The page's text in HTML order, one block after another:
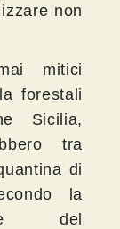
non
mitici
forestali
Sicilia,
tra
di
la
del